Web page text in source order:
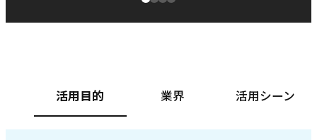
活用目的 業界 活用シーン